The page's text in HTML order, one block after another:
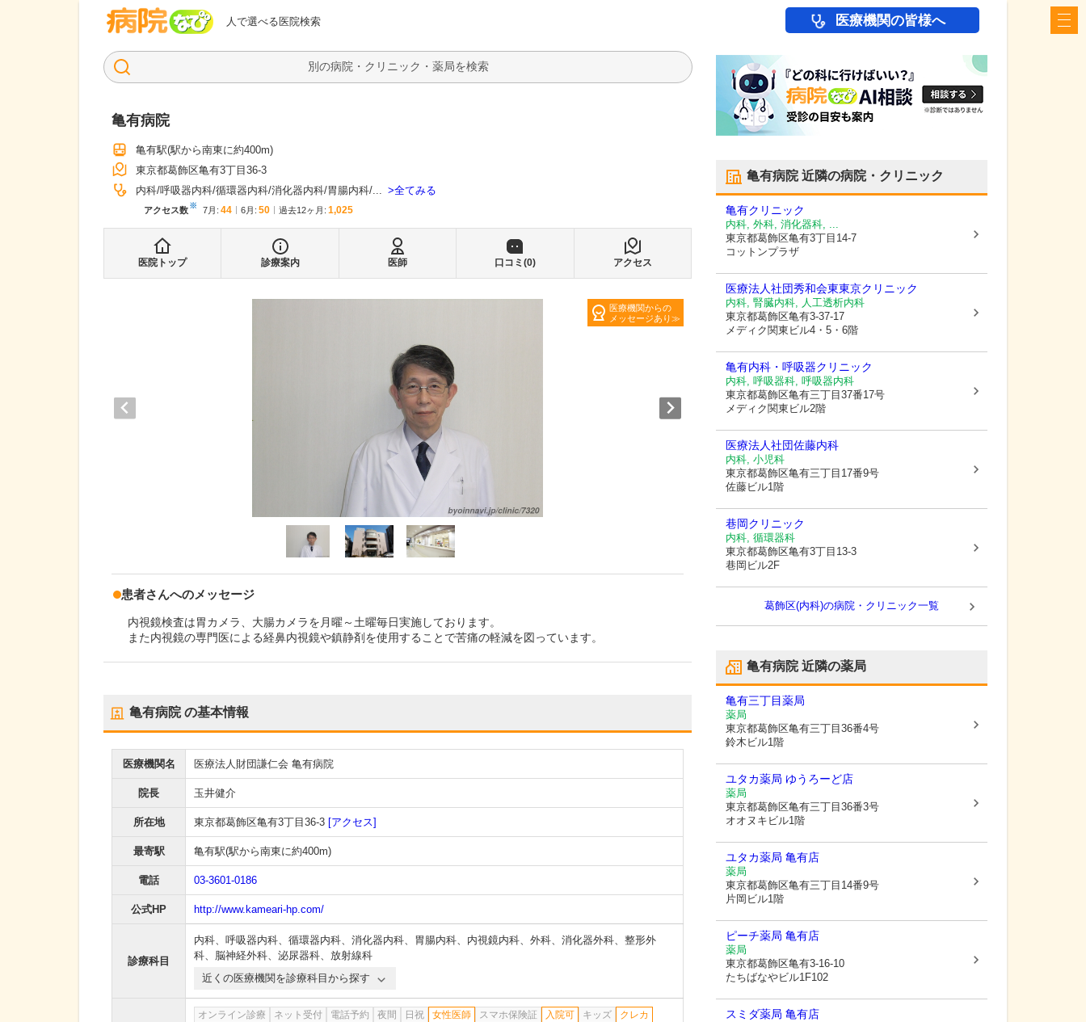
人で選べる医院検索
病院なび 医療機関の皆様へ
検索
亀有病院
亀有駅(駅から南東に約400m)
東京都葛飾区亀有3丁目36-3
内科 呼吸器内科 循環器内科 消化器内科 胃腸内科 ... 全てみる
アクセス数※ 7月 : 44 6月 : 50 過去12ヶ月: 1,025
医院トップ 診療案内 医師 口コミ(0) アクセス
医療機関からの
メッセージあり
患者さんへのメッセージ
内視鏡検査は胃カメラ、大腸カメラを月曜～土曜毎日実施しております。
また内視鏡の専門医による経鼻内視鏡や鎮静剤を使用することで苦痛の軽減を図っています。
亀有病院の基本情報
医療機関名 医療法人財団謙仁会 亀有病院
院長 玉井健介
所在地 東京都葛飾区亀有3丁目36-3 [アクセス]
最寄駅 亀有駅(駅から南東に約400m)
電話 03-3601-0186
公式HP http://www.kameari-hp.com/
診療科目
内科、 呼吸器内科、 循環器内科、 消化器内科、 胃腸内科、 内視鏡内科、 外科、 消化器外科、 整形外
科、 脳神経外科、 泌尿器科、 放射線科
近くの医療機関を診療科目から探す
オンライン診療 ネット受付 電話予約 夜間 日祝 女性医師 スマホ保険証 入院可 キッズ
クレカ
亀有病院近隣の病院・クリニック
亀有クリニック
内科, 外科, 消化器科, ...
東京都葛飾区亀有3丁目14-7
コットンプラザ
医療法人社団秀和会東東京クリニック
内科, 腎臓内科, 人工透析内科
東京都葛飾区亀有3-37-17
メディク関東ビル4・5・6階
亀有内科・呼吸器クリニック
内科, 呼吸器科, 呼吸器内科
東京都葛飾区亀有三丁目37番17号
メディク関東ビル2階
医療法人社団佐藤内科
内科, 小児科
東京都葛飾区亀有三丁目17番9号
佐藤ビル1階
巷岡クリニック
内科, 循環器科
東京都葛飾区亀有3丁目13-3
巷岡ビル2F
葛飾区(内科)の病院・クリニック一覧
亀有病院近隣の薬局
亀有三丁目薬局
薬局
東京都葛飾区亀有三丁目36番4号
鈴木ビル1階
ユタカ薬局 ゆうろーど店
薬局
東京都葛飾区亀有三丁目36番3号
オオヌキビル1階
ユタカ薬局 亀有店
薬局
東京都葛飾区亀有三丁目14番9号
片岡ビル1階
ピーチ薬局 亀有店
薬局
東京都葛飾区亀有3-16-10
たちばなやビル1F102
スミダ薬局 亀有店